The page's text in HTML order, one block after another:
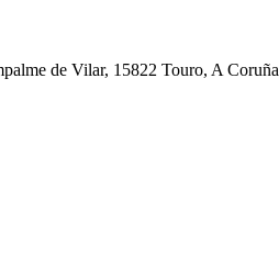
de Vilar, 15822 Touro, A Coruña